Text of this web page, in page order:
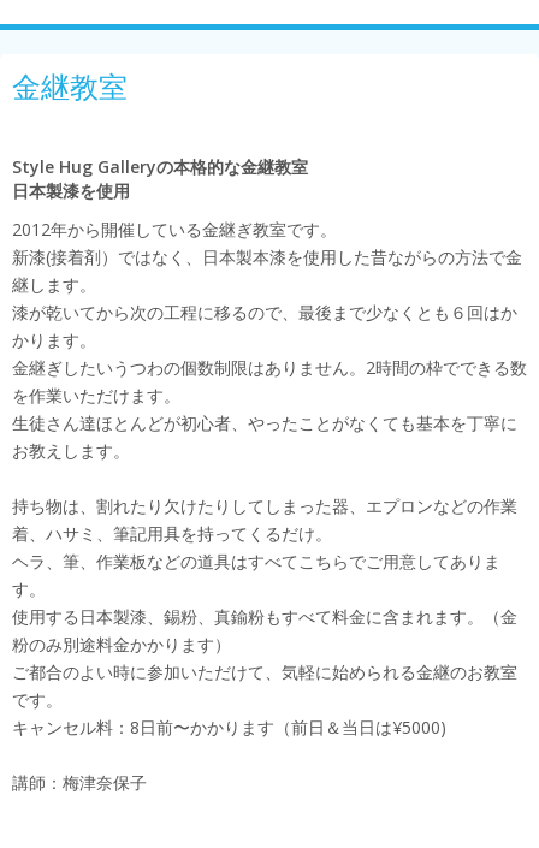
金継教室
Style Hug Galleryの本格的な金継教室
日本製漆を使用
2012年から開催している金継ぎ教室です。
新漆(接着剤）ではなく、日本製本漆を使用した昔ながらの方法で金
継します。
漆が乾いてから次の工程に移るので、最後まで少なくとも６回はか
かります。
金継ぎしたいうつわの個数制限はありません。2時間の枠でできる数
を作業いただけます。
生徒さん達ほとんどが初心者、やったことがなくても基本を丁寧に
お教えします。
持ち物は、割れたり欠けたりしてしまった器、エプロンなどの作業
着、ハサミ、筆記用具を持ってくるだけ。
ヘラ、筆、作業板などの道具はすべてこちらでご用意してありま
す。
使用する日本製漆、錫粉、真鍮粉もすべて料金に含まれます。（金
粉のみ別途料金かかります）
ご都合のよい時に参加いただけて、気軽に始められる金継のお教室
です。
キャンセル料：8日前〜かかります（前日＆当日は¥5000)
講師：梅津奈保子